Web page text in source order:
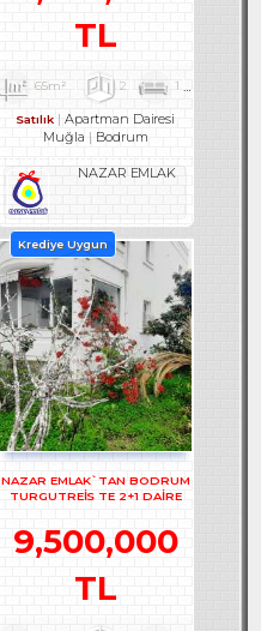
1
TL
65m² 2 1
Satılık
Apartman Dairesi
Muğla
Bodrum
NAZAR EMLAK
Krediye Uygun
NAZAR EMLAK`TAN BODRUM
TURGUTREİS TE 2+1 DAİRE
9,500,000
TL